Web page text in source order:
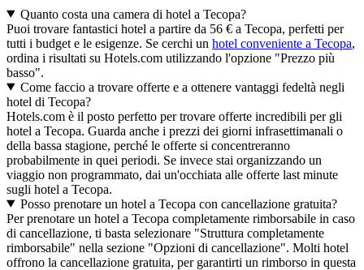
Quanto costa una camera di hotel a Tecopa?
Puoi trovare fantastici hotel a partire da 56 € a Tecopa, perfetti per
tutti i budget e le esigenze. Se cerchi un hotel conveniente a Tecopa,
ordina i risultati su Hotels.com utilizzando l'opzione "Prezzo più
basso".
Come faccio a trovare offerte e a ottenere vantaggi fedeltà negli
hotel di Tecopa?
Hotels.com è il posto perfetto per trovare offerte incredibili per gli
hotel a Tecopa. Guarda anche i prezzi dei giorni infrasettimanali o
della bassa stagione, perché le offerte si concentreranno
probabilmente in quei periodi. Se invece stai organizzando un
viaggio non programmato, dai un'occhiata alle offerte last minute
sugli hotel a Tecopa.
Posso prenotare un hotel a Tecopa con cancellazione gratuita?
Per prenotare un hotel a Tecopa completamente rimborsabile in caso
di cancellazione, ti basta selezionare "Struttura completamente
rimborsabile" nella sezione "Opzioni di cancellazione". Molti hotel
offrono la cancellazione gratuita, per garantirti un rimborso in questa